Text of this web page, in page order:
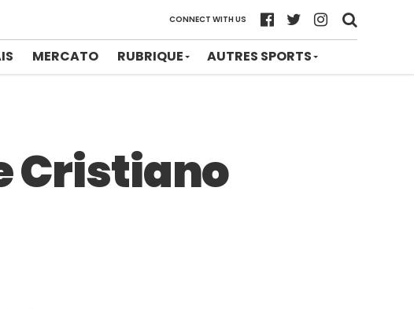
CONNECT WITH US
MERCATO RUBRIQUE AUTRES SPORTS
Cristiano